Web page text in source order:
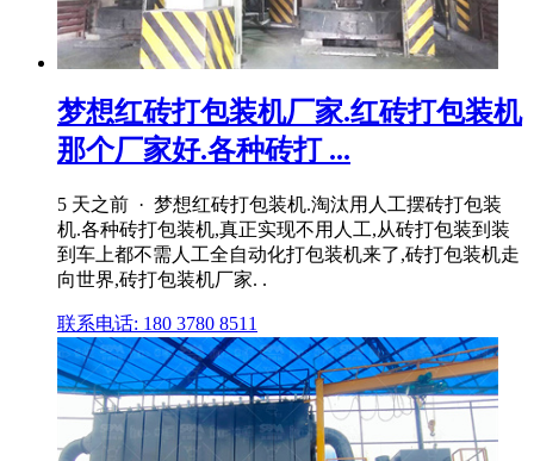
梦想红砖打包装机厂家.红砖打包装机
那个厂家好.各种砖打 ...
5 天之前 · 梦想红砖打包装机.淘汰用人工摆砖打包装
机.各种砖打包装机,真正实现不用人工,从砖打包装到装
到车上都不需人工全自动化打包装机来了,砖打包装机走
向世界,砖打包装机厂家. .
联系电话: 180 3780 8511